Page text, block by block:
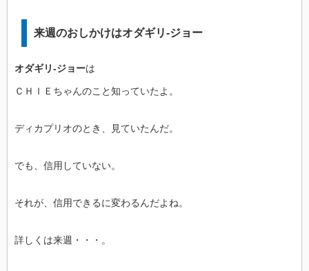
来週のおしかけはオダギリ-ジョー
オダギリ-ジョーは
ＣＨＩＥちゃんのこと知っていたよ。
ディカプリオのとき、見ていたんだ。
でも、信用していない。
それが、信用できるに変わるんだよね。
詳しくは来週・・・。